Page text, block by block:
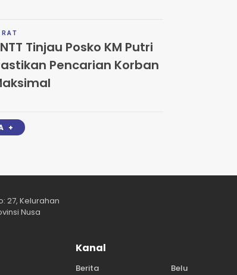
Tinjau Posko KM Putri
Pencarian Korban
+
27, Kelurahan
Nusa
Kanal
Berita Belu